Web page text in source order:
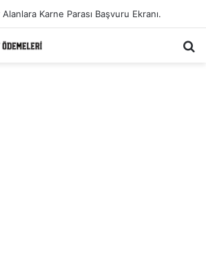
Karne Parası Başvuru Ekranı.